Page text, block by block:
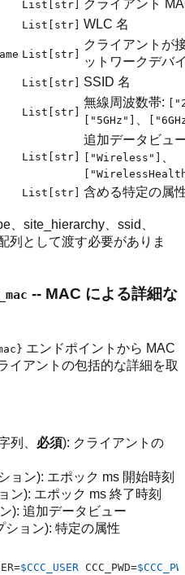
List[str] クライアント
List[str] WLC 名
List[str]
クライアントが
ットワークデバ
List[str] SSID 名
List[str]
無線周波数帯:
["5GHz"]
List[str]
追加データビュ
["Wireless"]
List[str] 含める特定の属
、site_hierarchy、ssid、
列として渡す必要がありま
-- MAC による詳細な
エンドポイントから MAC
イアントの包括的な詳細を取
列、 必須): クライアントの
ョン): エポック ms 開始時刻
ン): エポック ms 終了時刻
): 追加データビュー
ション): 特定の属性
$CCC_USER CCC_PWD=